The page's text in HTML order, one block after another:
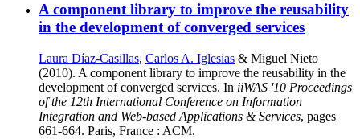
A component library to improve the reusability
in the development of converged services
Laura Díaz-Casillas, Carlos A. Iglesias & Miguel Nieto
(2010). A component library to improve the reusability in the
development of converged services. In iiWAS '10 Proceedings
of the 12th International Conference on Information
Integration and Web-based Applications & Services, pages
661-664. Paris, France : ACM.